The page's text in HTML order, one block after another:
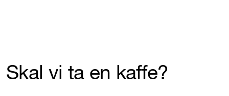
Skal vi ta en kaffe?